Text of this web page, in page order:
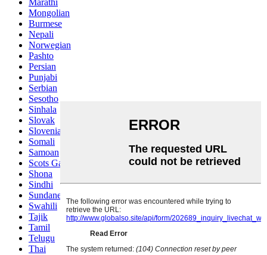
Mongolian
Burmese
Nepali
Norwegian
Pashto
Persian
Punjabi
Serbian
Sesotho
Sinhala
Slovak
Slovenian
Somali
Samoan
Scots Gaelic
Shona
Sindhi
Sundanese
Swahili
Tajik
Tamil
Telugu
Thai